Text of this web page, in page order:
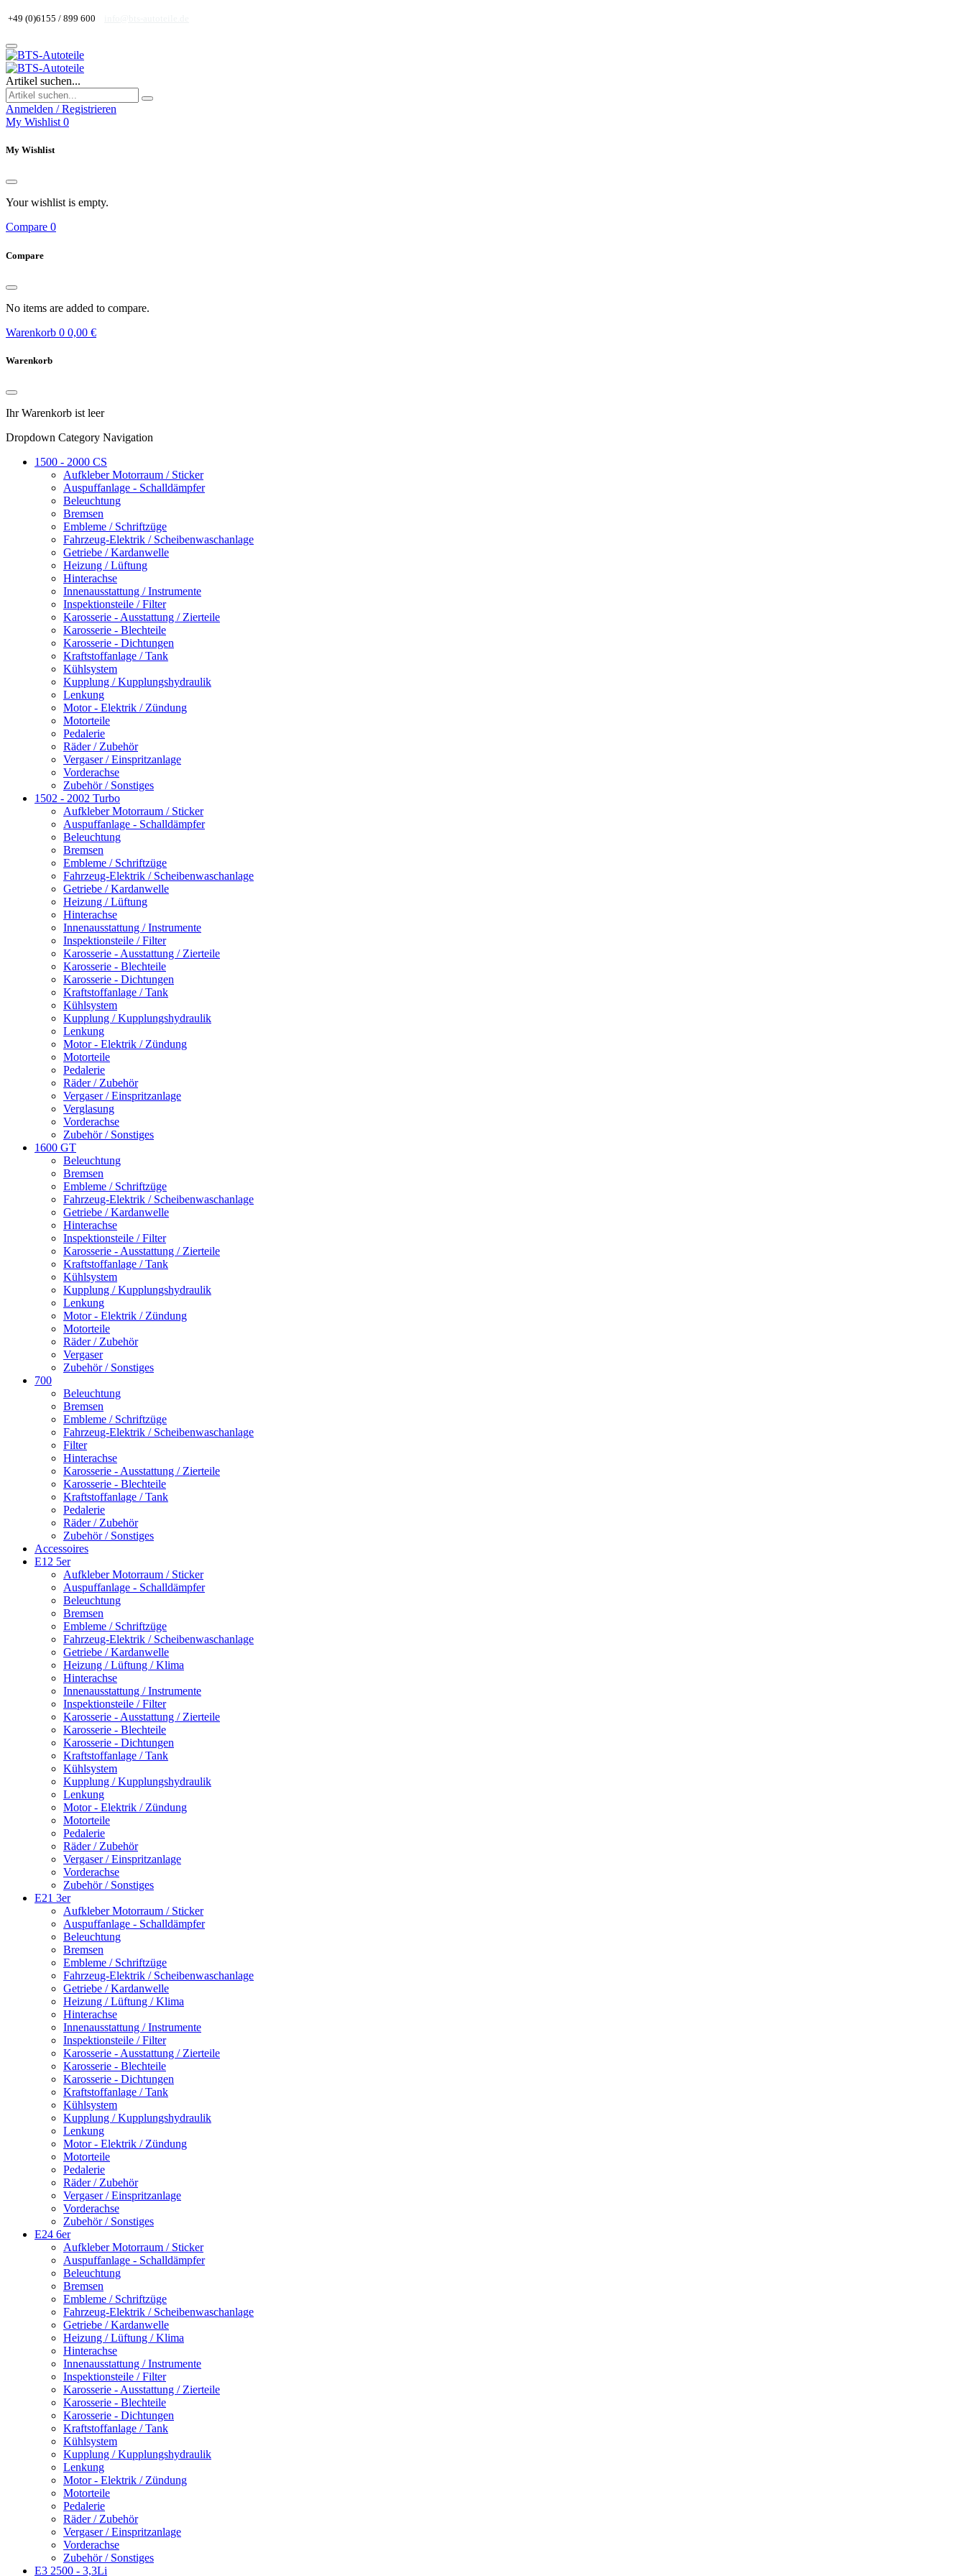
+49 (0)6155 / 899 600
Artikel suchen...
Anmelden / Registrieren
My Wishlist 0
My Wishlist
Your wishlist is empty.
Compare 0
Compare
No items are added to compare.
Warenkorb 0 0,00 €
Warenkorb
Ihr Warenkorb ist leer
Dropdown Category Navigation
1500 - 2000 CS
Aufkleber Motorraum / Sticker
Auspuffanlage - Schalldämpfer
Beleuchtung
Bremsen
Embleme / Schriftzüge
Fahrzeug-Elektrik / Scheibenwaschanlage
Getriebe / Kardanwelle
Heizung / Lüftung
Hinterachse
Innenausstattung / Instrumente
Inspektionsteile / Filter
Karosserie - Ausstattung / Zierteile
Karosserie - Blechteile
Karosserie - Dichtungen
Kraftstoffanlage / Tank
Kühlsystem
Kupplung / Kupplungshydraulik
Lenkung
Motor - Elektrik / Zündung
Motorteile
Pedalerie
Räder / Zubehör
Vergaser / Einspritzanlage
Vorderachse
Zubehör / Sonstiges
1502 - 2002 Turbo
Aufkleber Motorraum / Sticker
Auspuffanlage - Schalldämpfer
Beleuchtung
Bremsen
Embleme / Schriftzüge
Fahrzeug-Elektrik / Scheibenwaschanlage
Getriebe / Kardanwelle
Heizung / Lüftung
Hinterachse
Innenausstattung / Instrumente
Inspektionsteile / Filter
Karosserie - Ausstattung / Zierteile
Karosserie - Blechteile
Karosserie - Dichtungen
Kraftstoffanlage / Tank
Kühlsystem
Kupplung / Kupplungshydraulik
Lenkung
Motor - Elektrik / Zündung
Motorteile
Pedalerie
Räder / Zubehör
Vergaser / Einspritzanlage
Verglasung
Vorderachse
Zubehör / Sonstiges
1600 GT
Beleuchtung
Bremsen
Embleme / Schriftzüge
Fahrzeug-Elektrik / Scheibenwaschanlage
Getriebe / Kardanwelle
Hinterachse
Inspektionsteile / Filter
Karosserie - Ausstattung / Zierteile
Kraftstoffanlage / Tank
Kühlsystem
Kupplung / Kupplungshydraulik
Lenkung
Motor - Elektrik / Zündung
Motorteile
Räder / Zubehör
Vergaser
Zubehör / Sonstiges
700
Beleuchtung
Bremsen
Embleme / Schriftzüge
Fahrzeug-Elektrik / Scheibenwaschanlage
Filter
Hinterachse
Karosserie - Ausstattung / Zierteile
Karosserie - Blechteile
Kraftstoffanlage / Tank
Pedalerie
Räder / Zubehör
Zubehör / Sonstiges
Accessoires
E12 5er
Aufkleber Motorraum / Sticker
Auspuffanlage - Schalldämpfer
Beleuchtung
Bremsen
Embleme / Schriftzüge
Fahrzeug-Elektrik / Scheibenwaschanlage
Getriebe / Kardanwelle
Heizung / Lüftung / Klima
Hinterachse
Innenausstattung / Instrumente
Inspektionsteile / Filter
Karosserie - Ausstattung / Zierteile
Karosserie - Blechteile
Karosserie - Dichtungen
Kraftstoffanlage / Tank
Kühlsystem
Kupplung / Kupplungshydraulik
Lenkung
Motor - Elektrik / Zündung
Motorteile
Pedalerie
Räder / Zubehör
Vergaser / Einspritzanlage
Vorderachse
Zubehör / Sonstiges
E21 3er
Aufkleber Motorraum / Sticker
Auspuffanlage - Schalldämpfer
Beleuchtung
Bremsen
Embleme / Schriftzüge
Fahrzeug-Elektrik / Scheibenwaschanlage
Getriebe / Kardanwelle
Heizung / Lüftung / Klima
Hinterachse
Innenausstattung / Instrumente
Inspektionsteile / Filter
Karosserie - Ausstattung / Zierteile
Karosserie - Blechteile
Karosserie - Dichtungen
Kraftstoffanlage / Tank
Kühlsystem
Kupplung / Kupplungshydraulik
Lenkung
Motor - Elektrik / Zündung
Motorteile
Pedalerie
Räder / Zubehör
Vergaser / Einspritzanlage
Vorderachse
Zubehör / Sonstiges
E24 6er
Aufkleber Motorraum / Sticker
Auspuffanlage - Schalldämpfer
Beleuchtung
Bremsen
Embleme / Schriftzüge
Fahrzeug-Elektrik / Scheibenwaschanlage
Getriebe / Kardanwelle
Heizung / Lüftung / Klima
Hinterachse
Innenausstattung / Instrumente
Inspektionsteile / Filter
Karosserie - Ausstattung / Zierteile
Karosserie - Blechteile
Karosserie - Dichtungen
Kraftstoffanlage / Tank
Kühlsystem
Kupplung / Kupplungshydraulik
Lenkung
Motor - Elektrik / Zündung
Motorteile
Pedalerie
Räder / Zubehör
Vergaser / Einspritzanlage
Vorderachse
Zubehör / Sonstiges
E3 2500 - 3,3Li